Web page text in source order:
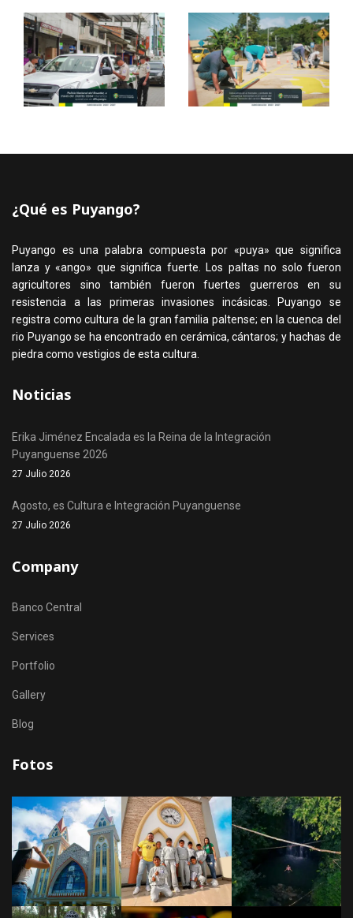
¿Qué es Puyango?
Puyango es una palabra compuesta por «puya» que significa
lanza y «ango» que significa fuerte. Los paltas no solo fueron
agricultores sino también fueron fuertes guerreros en su
resistencia a las primeras invasiones incásicas. Puyango se
registra como cultura de la gran familia paltense; en la cuenca del
rio Puyango se ha encontrado en cerámica, cántaros; y hachas de
piedra como vestigios de esta cultura.
Noticias
Erika Jiménez Encalada es la Reina de la Integración
Puyanguense 2026
27 Julio 2026
Agosto, es Cultura e Integración Puyanguense
27 Julio 2026
Company
Banco Central
Services
Portfolio
Gallery
Blog
Fotos